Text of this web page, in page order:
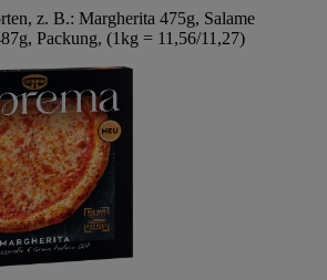
z. B.: Margherita 475g, Salame
Packung, (1kg = 11,56/11,27)